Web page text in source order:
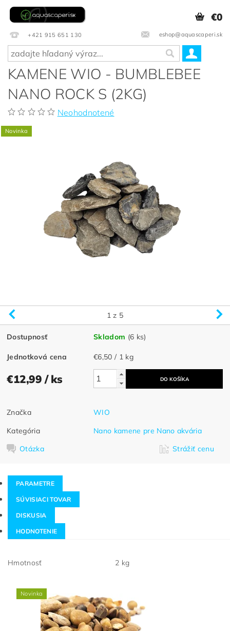
+421 915 651 130 eshop@aquascaperi.sk
€0
KAMENE WIO - BUMBLEBEE
NANO ROCK S (2KG)
Neohodnotené
Novinka
1 z 5
Dostupnosť Skladom (6 ks)
Jednotková cena €6,50 / 1 kg
€12,99 / ks
Značka
WIO
Kategória
Nano kamene pre Nano akvária
Otázka
Strážiť cenu
PARAMETRE
SÚVISIACI TOVAR
DISKUSIA
HODNOTENIE
Hmotnosť 2 kg
Novinka